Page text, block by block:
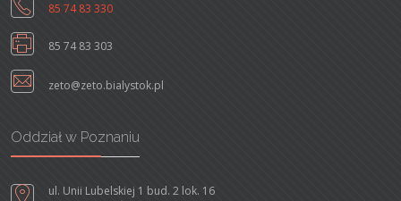
85 74 83 330
85 74 83 303
zeto@zeto.bialystok.pl
Oddział w Poznaniu
ul. Unii Lubelskiej 1 bud. 2 lok. 16